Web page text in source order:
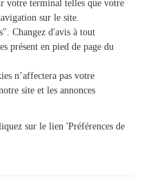
Les
Fleuristes
Fleuristes à
Fleuristes
Fleuristes à
Fleuristes à